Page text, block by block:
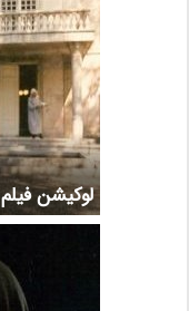
لوکیشن